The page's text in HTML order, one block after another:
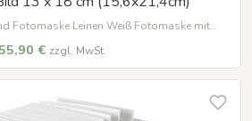
Fotomaske Leinen Weiß Fotomaske mit
€ zzgl. MwSt.